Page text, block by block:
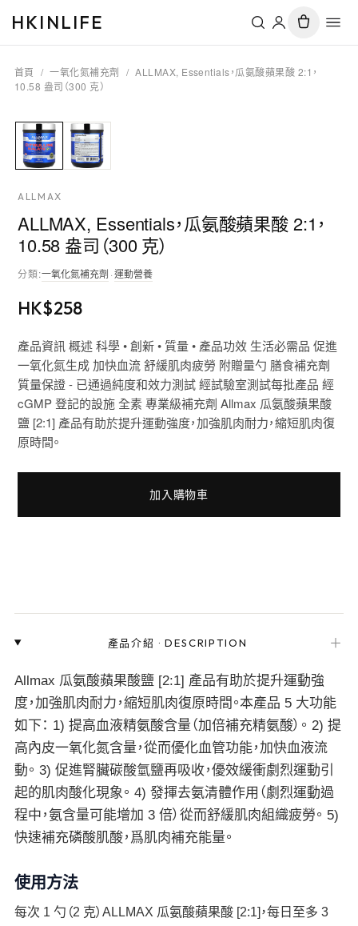
HKINLIFE
首頁 / 一氧化氮補充劑 / ALLMAX, Essentials，瓜氨酸蘋果酸 2:1，
10.58 盎司（300 克）
ALLMAX
ALLMAX, Essentials，瓜氨酸蘋果酸 2:1，
10.58 盎司（300 克）
分類:一氧化氮補充劑 ·運動營養
HK$258
產品資訊 概述 科學 • 創新 • 質量 • 產品功效 生活必需品 促進
一氧化氮生成 加快血流 舒緩肌肉疲勞 附贈量勺 膳食補充劑
質量保證 - 已通過純度和效力測試 經試驗室測試每批產品 經
cGMP 登記的設施 全素 專業級補充劑 Allmax 瓜氨酸蘋果酸
鹽 [2:1] 產品有助於提升運動強度，加強肌肉耐力，縮短肌肉復
原時間。
加入購物車
產品介紹 ·DESCRIPTION ＋
Allmax 瓜氨酸蘋果酸鹽 [2:1] 產品有助於提升運動強
度，加強肌肉耐力，縮短肌肉復原時間。本產品 5 大功能
如下： 1) 提高血液精氨酸含量（加倍補充精氨酸）。 2) 提
高內皮一氧化氮含量，從而優化血管功能，加快血液流
動。 3) 促進腎臟碳酸氫鹽再吸收，優效緩衝劇烈運動引
起的肌肉酸化現象。 4) 發揮去氨清體作用（劇烈運動過
程中，氨含量可能增加 3 倍）從而舒緩肌肉組織疲勞。 5)
快速補充磷酸肌酸，爲肌肉補充能量。
使用方法
每次 1 勺（2 克）ALLMAX 瓜氨酸蘋果酸 [2:1]，每日至多 3